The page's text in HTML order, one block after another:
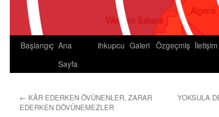
Başlangıç Ana
Sayfa
ihkupcu Galeri Özgeçmiş İletişim
← KÂR EDERKEN ÖVÜNENLER, ZARAR
EDERKEN DÖVÜNEMEZLER
YOKSULA